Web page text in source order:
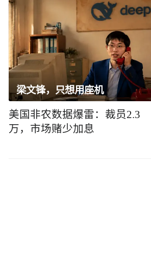
梁文锋，只想用座机
美国非农数据爆雷：裁员2.3
万，市场赌少加息